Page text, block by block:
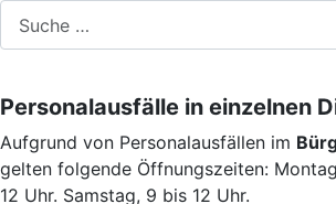
Personalausfälle in einzelnen
Aufgrund von Personalausfällen im
gelten folgende Öffnungszeiten:
12 Uhr. Samstag, 9 bis 12 Uhr.